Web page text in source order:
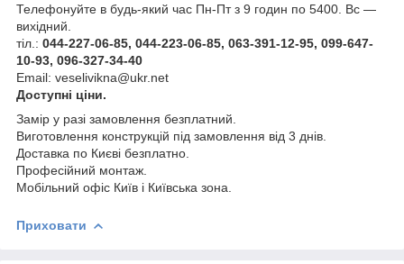
Телефонуйте в будь-який час Пн-Пт з 9 годин по 5400. Вс —
вихідний.
тіл.: 044-227-06-85, 044-223-06-85, 063-391-12-95, 099-647-
10-93, 096-327-34-40
Email: veselivikna@ukr.net
Доступні ціни.
Замір у разі замовлення безплатний.
Виготовлення конструкцій під замовлення від 3 днів.
Доставка по Києві безплатно.
Професійний монтаж.
Мобільний офіс Київ і Київська зона.
Приховати